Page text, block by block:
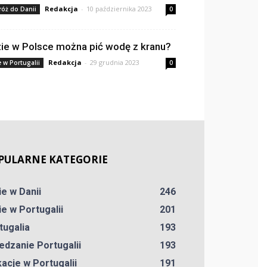
do Danii Redakcja - 10 października 2023 0
w Polsce można pić wodę z kranu?
w Portugalii Redakcja - 29 grudnia 2023 0
KATEGORIE
w Danii
246
w Portugalii
201
193
Portugalii
193
w Portugalii
191